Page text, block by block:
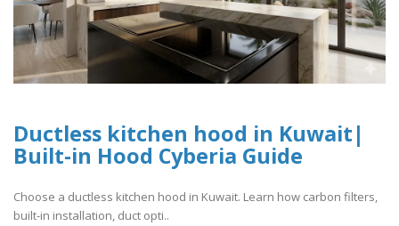
Ductless kitchen hood in Kuwait|
Built-in Hood Cyberia Guide
Choose a ductless kitchen hood in Kuwait. Learn how carbon filters,
built-in installation, duct opti..